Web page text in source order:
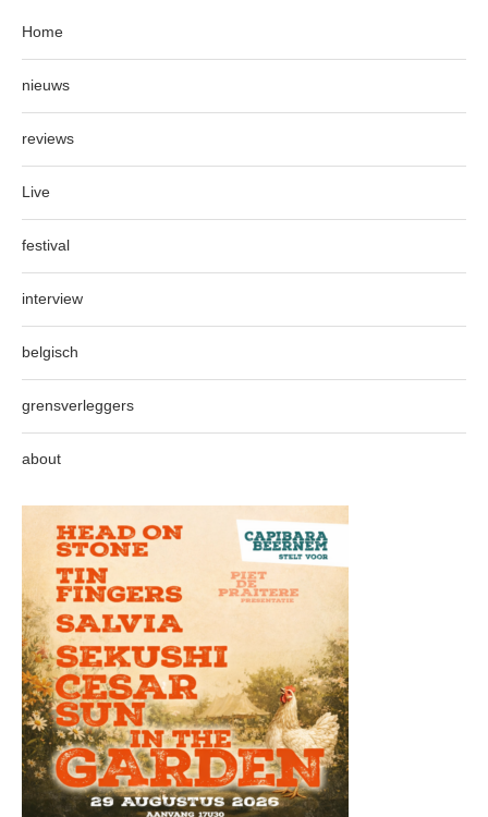
Home
nieuws
reviews
Live
festival
interview
belgisch
grensverleggers
about